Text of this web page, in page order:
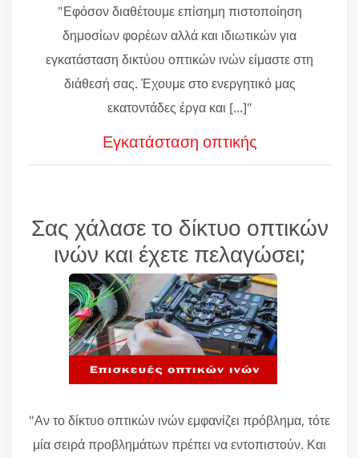
"Εφόσον διαθέτουμε επίσημη πιστοποίηση
δημοσίων φορέων αλλά και ιδιωτικών για
εγκατάσταση δικτύου οπτικών ινών είμαστε στη
διάθεσή σας. Έχουμε στο ενεργητικό μας
εκατοντάδες έργα και [...]"
Εγκατάσταση οπτικής
Σας χάλασε το δίκτυο οπτικών
ινών και έχετε πελαγώσει;
"Αν το δίκτυο οπτικών ινών εμφανίζει πρόβλημα, τότε
μία σειρά προβλημάτων πρέπει να εντοπιστούν. Και